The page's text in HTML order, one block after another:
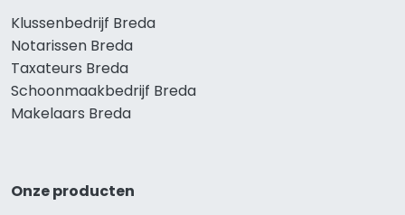
Klussenbedrijf Breda
Notarissen Breda
Taxateurs Breda
Schoonmaakbedrijf Breda
Makelaars Breda
Onze producten